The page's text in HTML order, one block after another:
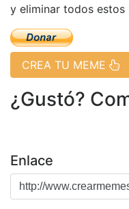
y eliminar todos estos
CREA TU MEME
¿Gustó?
Enlace